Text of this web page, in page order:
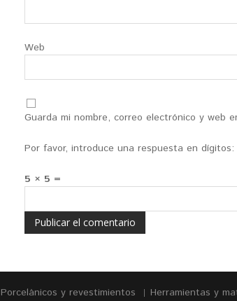
Web
Guarda mi nombre, correo electrónico y web
Por favor, introduce una respuesta en dígitos:
5 × 5 =
Porcelánicos y revestimientos Herramientas y